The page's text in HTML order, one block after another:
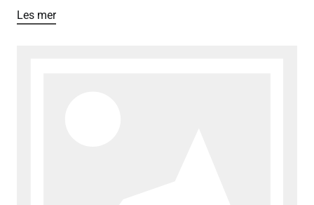
Les mer